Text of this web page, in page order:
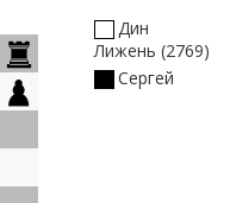
Дин
Лижень 2769
Сергей